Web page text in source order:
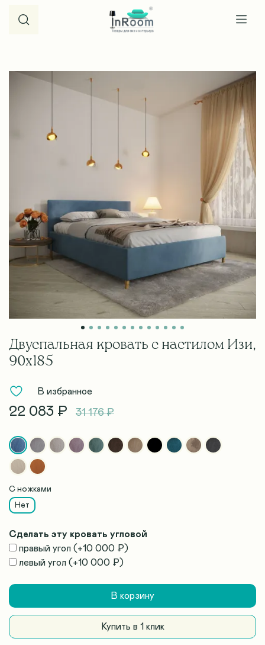
Двуспальная кровать с настилом Изи,
90х185
В избранное
22 083 ₽ 31 176 ₽
С ножками
Нет
Сделать эту кровать угловой
правый угол (+10 000 ₽)
левый угол (+10 000 ₽)
В корзину
Купить в 1 клик